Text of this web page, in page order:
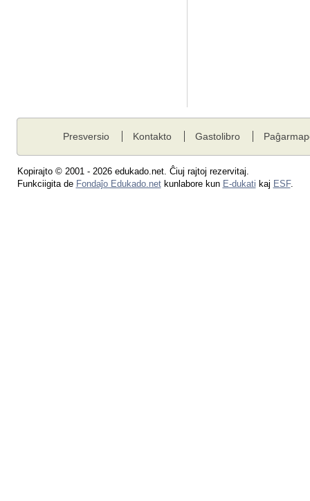
Presversio Kontakto Gastolibro
Kopirajto © 2001 - 2026 edukado.net. Ĉiuj rajtoj rezervitaj.
Funkciigita de Fondaĵo Edukado.netkunlabore kun E-dukati kaj ESF.